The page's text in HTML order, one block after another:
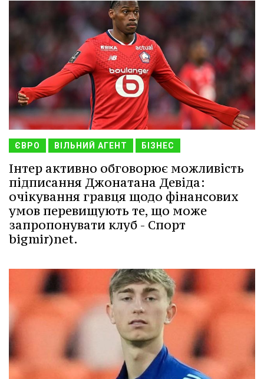
ЄВРО ВІЛЬНИЙ АГЕНТ БІЗНЕС
Інтер активно обговорює можливість
підписання Джонатана Девіда:
очікування гравця щодо фінансових
умов перевищують те, що може
запропонувати клуб - Спорт
bigmir)net.